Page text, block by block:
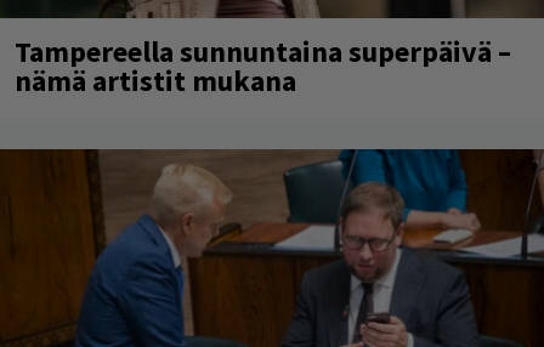
Tampereella sunnuntaina superpäivä –
nämä artistit mukana